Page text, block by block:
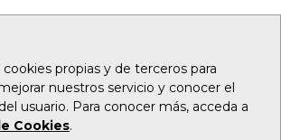
propias y de terceros para
nuestros servicio y conocer el
usuario. Para conocer más, acceda a
Cookies.